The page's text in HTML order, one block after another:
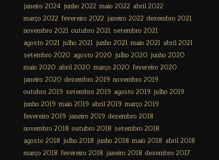
janeiro 2024 junho 2022 maio 2022 abril 2022
março 2022 fevereiro 2022 janeiro 2022 dezembro 2021
novembro 2021 outubro 2021 setembro 2021
agosto 2021 julho 2021 junho 2021 maio 2021 abril 2021
setembro 2020 agosto 2020 julho 2020 junho 2020
maio 2020 abril 2020 março 2020 fevereiro 2020
janeiro 2020 dezembro 2019 novembro 2019
outubro 2019 setembro 2019 agosto 2019 julho 2019
junho 2019 maio 2019 abril 2019 março 2019
fevereiro 2019 janeiro 2019 dezembro 2018
novembro 2018 outubro 2018 setembro 2018
agosto 2018 julho 2018 junho 2018 maio 2018 abril 2018
março 2018 fevereiro 2018 janeiro 2018 dezembro 2017